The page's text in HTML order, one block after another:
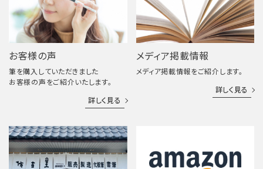
お客様の声
筆を購入していただきました
お客様の声をご紹介いたします。
詳しく見る
メディア掲載情報
メディア掲載情報をご紹介します。
詳しく見る